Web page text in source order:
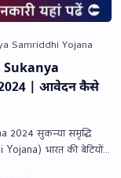
Sukanya
| आवेदन कैसे
समृद्धि
की बेटियों
है। इसका मुख्य उ…